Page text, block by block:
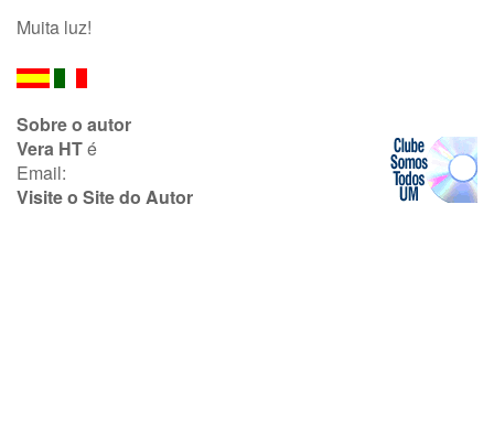
Muita luz!
Sobre o autor
Vera HTé
Email:
Visite o Site do Autor